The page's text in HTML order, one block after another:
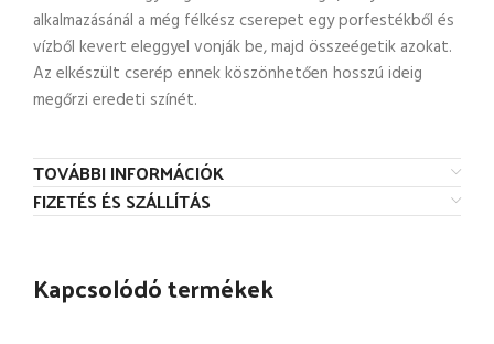
alkalmazásánál a még félkész cserepet egy porfestékből és
vízből kevert eleggyel vonják be, majd összeégetik azokat.
Az elkészült cserép ennek köszönhetően hosszú ideig
megőrzi eredeti színét.
TOVÁBBI INFORMÁCIÓK
FIZETÉS ÉS SZÁLLÍTÁS
Kapcsolódó termékek